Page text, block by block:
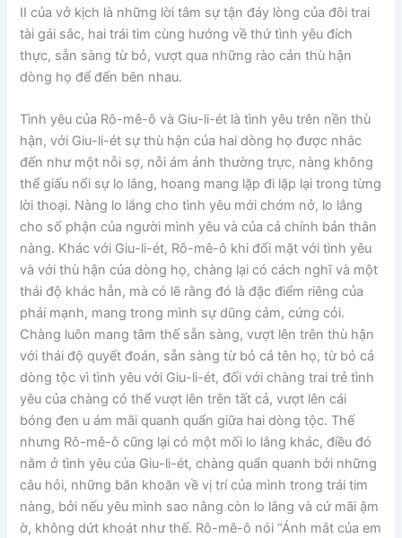
II của vở kịch là những lời tâm sự tận đáy lòng của đôi trai
tài gái sắc, hai trái tim cùng hướng về thứ tình yêu đích
thực, sẵn sàng từ bỏ, vượt qua những rào cản thù hận
dòng họ để đến bên nhau.
Tình yêu của Rô-mê-ô và Giu-li-ét là tình yêu trên nền thù
hận, với Giu-li-ét sự thù hận của hai dòng họ được nhắc
đến như một nỗi sợ, nỗi ám ảnh thường trực, nàng không
thể giấu nổi sự lo lắng, hoang mang lặp đi lặp lại trong từng
lời thoại. Nàng lo lắng cho tình yêu mới chớm nở, lo lắng
cho số phận của người mình yêu và của cả chính bản thân
nàng. Khác với Giu-li-ét, Rô-mê-ô khi đối mặt với tình yêu
và với thù hận của dòng họ, chàng lại có cách nghĩ và một
thái độ khác hẳn, mà có lẽ rằng đó là đặc điểm riêng của
phái mạnh, mang trong mình sự dũng cảm, cứng cỏi.
Chàng luôn mang tâm thế sẵn sàng, vượt lên trên thù hận
với thái độ quyết đoán, sẵn sàng từ bỏ cả tên họ, từ bỏ cả
dòng tộc vì tình yêu với Giu-li-ét, đối với chàng trai trẻ tình
yêu của chàng có thể vượt lên trên tất cả, vượt lên cái
bóng đen u ám mãi quanh quẩn giữa hai dòng tộc. Thế
nhưng Rô-mê-ô cũng lại có một mối lo lắng khác, điều đó
nằm ở tình yêu của Giu-li-ét, chàng quẩn quanh bởi những
câu hỏi, những băn khoăn về vị trí của mình trong trái tim
nàng, bởi nếu yêu mình sao nằng còn lo lắng và cứ mãi ậm
ờ, không dứt khoát như thế. Rô-mê-ô nói “Ánh mắt của em